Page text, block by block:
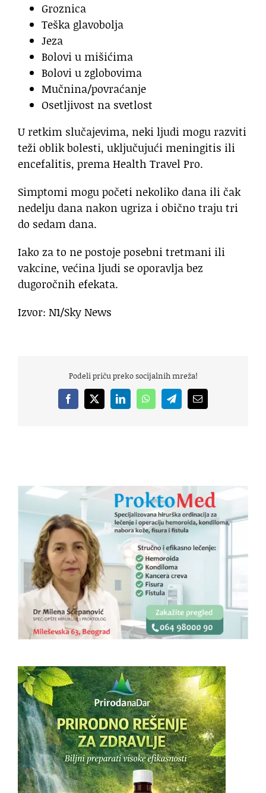
Groznica
Teška glavobolja
Jeza
Bolovi u mišićima
Bolovi u zglobovima
Mučnina/povraćanje
Osetljivost na svetlost
U retkim slučajevima, neki ljudi mogu razviti
teži oblik bolesti, uključujući meningitis ili
encefalitis, prema Health Travel Pro.
Simptomi mogu početi nekoliko dana ili čak
nedelju dana nakon ugriza i obično traju tri
do sedam dana.
Iako za to ne postoje posebni tretmani ili
vakcine, većina ljudi se oporavlja bez
dugoročnih efekata.
Izvor: N1/Sky News
Podeli priču preko socijalnih mreža!
Facebook
X LinkedInWhatsAppTelegramEmail